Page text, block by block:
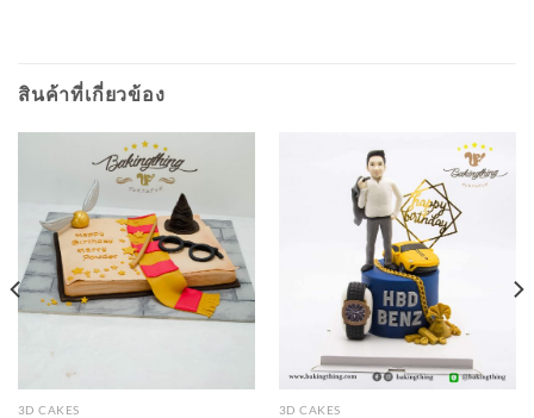
สินค้าที่เกี่ยวข้อง
3D CAKES 3D CAKES